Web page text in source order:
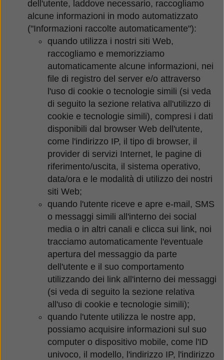
dell'utente, laddove necessario, raccogliamo
alcune informazioni in modo automatizzato
("Informazioni raccolte automaticamente"):
quando utilizza i nostri siti Web,
raccogliamo e memorizziamo
automaticamente alcune informazioni, nei
file di registro del server e/o attraverso
l'uso di cookie o tecnologie simili (si veda
di seguito la sezione relativa all'utilizzo di
cookie e tecnologie simili), compresi i dati
disponibili dal browser Web dell'utente,
come l'indirizzo IP, il tipo di browser, il
provider di servizi Internet, le pagine di
riferimento/uscita, il sistema operativo,
data/ora e le modalità di utilizzo dei nostri
siti Web;
quando l'utente riceve e apre e-mail, SMS
o messaggi simili all'interno dei social
media o in altri canali e clicca sui link, noi
tracciamo automaticamente l'eventuale
apertura del messaggio da parte
dell'utente e il suo comportamento
utilizzando dei link all'interno dei messaggi
(si veda di seguito la sezione relativa
all'uso di cookie e tecnologie simili);
quando l'utente utilizza le nostre app,
possiamo acquisire informazioni sul suo
computer o dispositivo mobile, come l'ID
univoco, il modello, l'indirizzo IP, l'indirizzo